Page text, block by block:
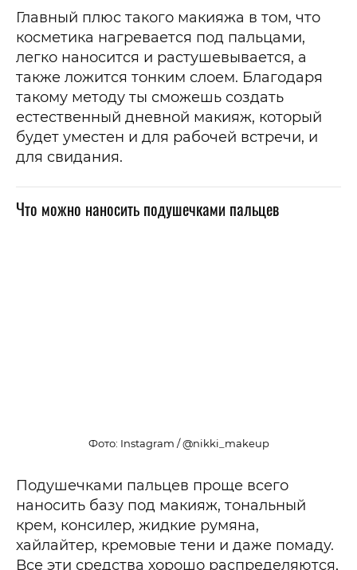
Главный плюс такого макияжа в том, что
косметика нагревается под пальцами,
легко наносится и растушевывается, а
также ложится тонким слоем. Благодаря
такому методу ты сможешь создать
естественный дневной макияж, который
будет уместен и для рабочей встречи, и
для свидания.
Что можно наносить подушечками пальцев
Фото: Instagram / @nikki_makeup
Подушечками пальцев проще всего
наносить базу под макияж, тональный
крем, консилер, жидкие румяна,
хайлайтер, кремовые тени и даже помаду.
Все эти средства хорошо распределяются,